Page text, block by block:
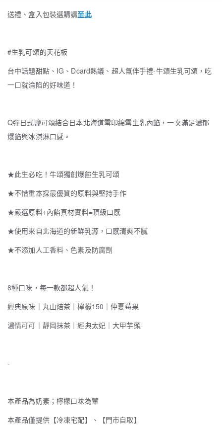
送禮、盒入包裝選購請至此
#生乳可頌的天花板
台中話題甜點、IG、Dcard熱議、超人氣伴手禮-牛頌生乳可頌，吃
一口就淪陷的好味道！
Q彈日式鹽可頌結合日本北海道雪印綿雪生乳內餡，一次滿足濃郁
爆餡與冰淇淋口感。
★此生必吃！牛頌獨創爆餡生乳可頌
★不惜重本採最優質的原料與堅持手作
★嚴選原料+內餡真材實料=頂級口感
★使用來自北海道的新鮮乳源，口感清爽不膩
★不添加人工香料、色素及防腐劑
8種口味，每一款都超人氣！
經典原味｜丸山焙茶｜檸檬150｜仲夏莓果
濃情可可｜靜岡抹茶｜經典太妃｜大甲芋頭
-
本產品為奶素；檸檬口味為葷
本產品僅提供【冷凍宅配】、【門市自取】